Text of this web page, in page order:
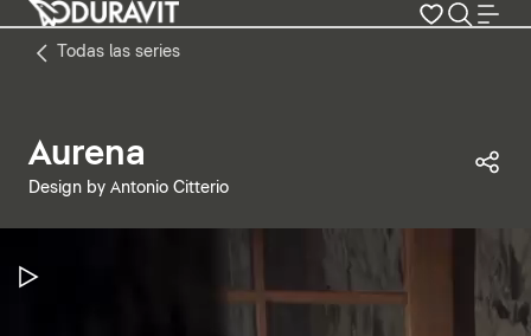
Todas las series
Aurena
Design by Antonio Citterio
Pausar vídeo